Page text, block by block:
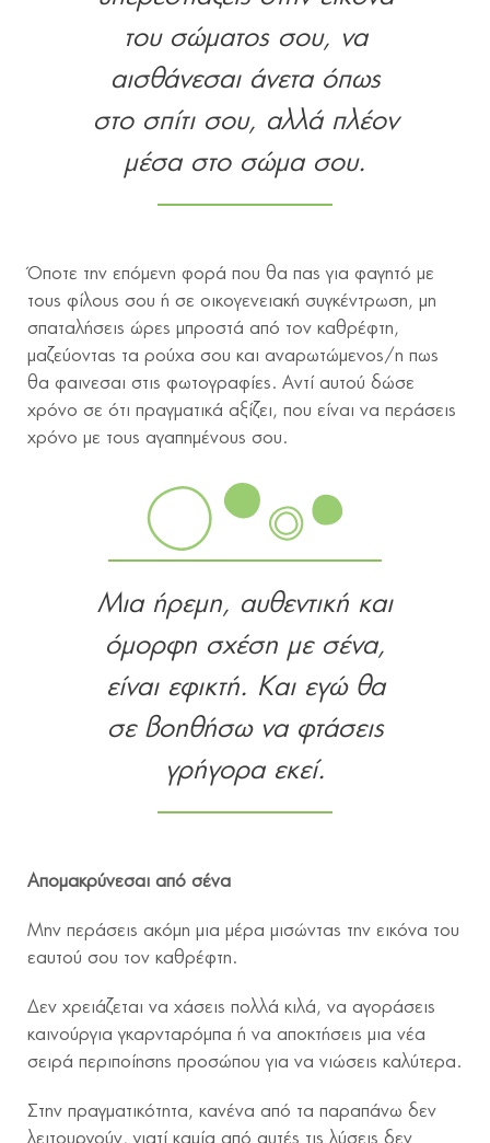
του σώματος σου, να
αισθάνεσαι άνετα όπως
στο σπίτι σου, αλλά πλέον
μέσα στο σώμα σου.
Όποτε την επόμενη φορά που θα πας για φαγητό με
τους φίλους σου ή σε οικογενειακή συγκέντρωση, μη
σπαταλήσεις ώρες μπροστά από τον καθρέφτη,
μαζεύοντας τα ρούχα σου και αναρωτώμενος/η πως
θα φαινεσαι στις φωτογραφίες. Αντί αυτού δώσε
χρόνο σε ότι πραγματικά αξίζει, που είναι να περάσεις
χρόνο με τους αγαπημένους σου.
Μια ήρεμη, αυθεντική και
όμορφη σχέση με σένα,
είναι εφικτή. Και εγώ θα
σε βοηθήσω να φτάσεις
γρήγορα εκεί.
Απομακρύνεσαι από σένα
Μην περάσεις ακόμη μια μέρα μισώντας την εικόνα του
εαυτού σου τον καθρέφτη.
Δεν χρειάζεται να χάσεις πολλά κιλά, να αγοράσεις
καινούργια γκαρνταρόμπα ή να αποκτήσεις μια νέα
σειρά περιποίησης προσώπου για να νιώσεις καλύτερα.
Στην πραγματικότητα, κανένα από τα παραπάνω δεν
λειτουργούν, γιατί καμία από αυτές τις λύσεις δεν